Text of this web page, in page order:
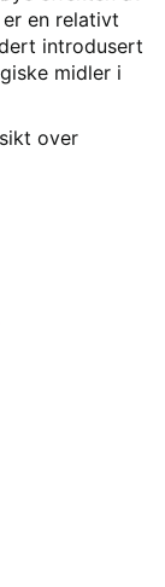
en relativt
introdusert
midler i
over